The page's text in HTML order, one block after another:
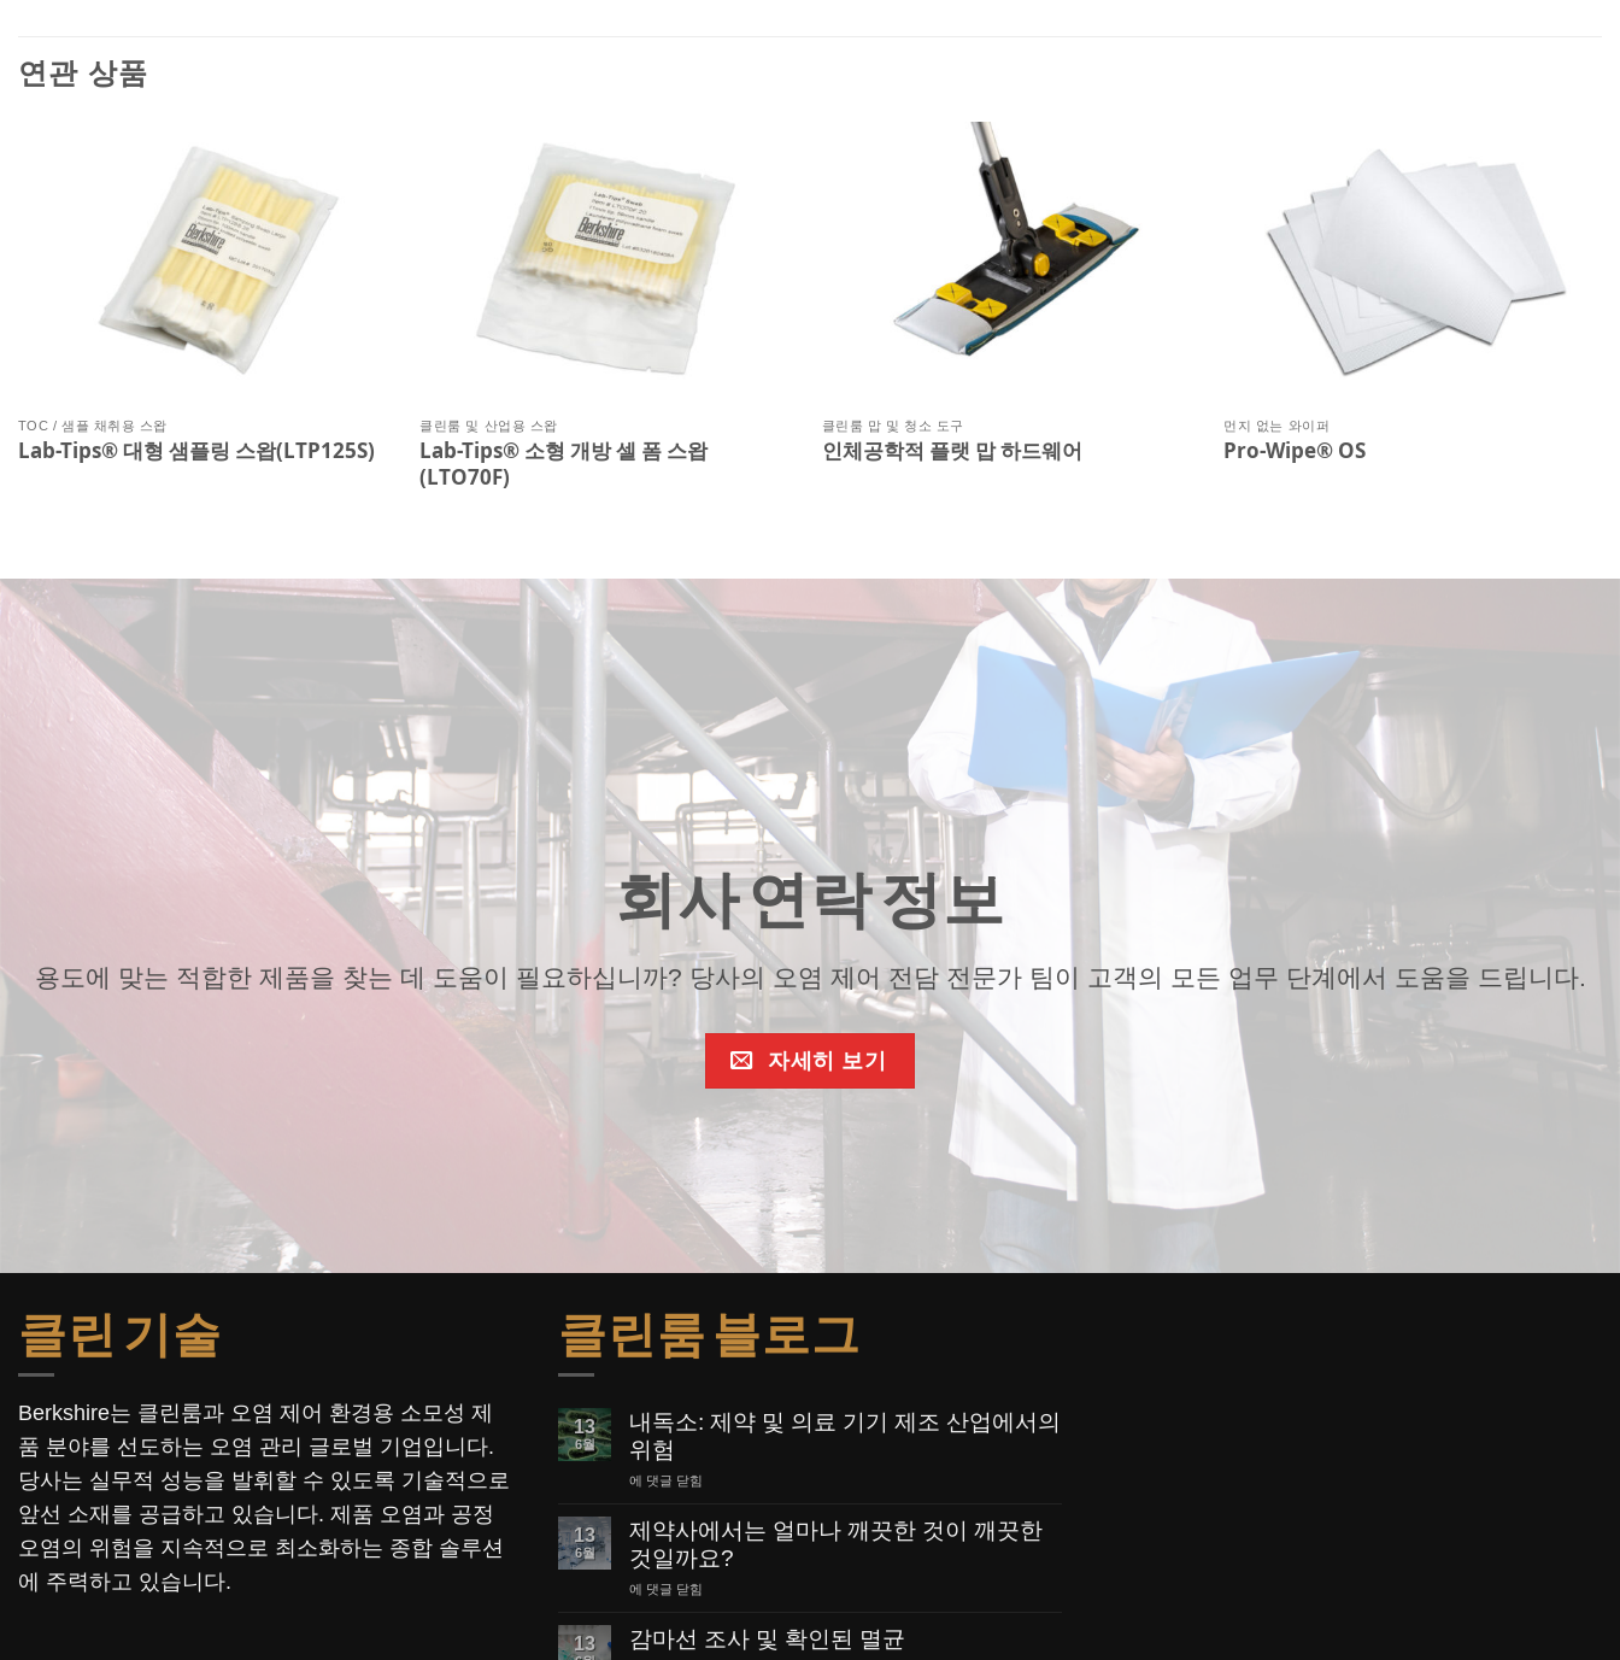
연관 상품
TOC / 샘플 채취용 스왑
Lab-Tips® 대형 샘플링 스왑(LTP125S)
클린룸 및 산업용 스왑
Lab-Tips® 소형 개방 셀 폼 스왑
(LTO70F)
클린룸 맙 및 청소 도구
인체공학적 플랫 맙 하드웨어
먼지 없는 와이퍼
Pro-Wipe® OS
회사 연락 정보
용도에 맞는 적합한 제품을 찾는 데 도움이 필요하십니까? 당사의 오염 제어 전담 전문가 팀이 고객의 모든 업무 단계에서 도움을 드립니다.
자세히 보기
클린 기술
Berkshire는 클린룸과 오염 제어 환경용 소모성 제
품 분야를 선도하는 오염 관리 글로벌 기업입니다.
당사는 실무적 성능을 발휘할 수 있도록 기술적으로
앞선 소재를 공급하고 있습니다. 제품 오염과 공정
오염의 위험을 지속적으로 최소화하는 종합 솔루션
에 주력하고 있습니다.
클린룸 블로그
13
6월
내독소: 제약 및 의료 기기 제조 산업에서의
위험
내
소:
제
약
및
기
에 댓글 닫힘
13
6월
제약사에서는 얼마나 깨끗한 것이 깨끗한
것일까요?
제
사
에
에 댓글 닫힘
13 감마선 조사 및 확인된 멸균